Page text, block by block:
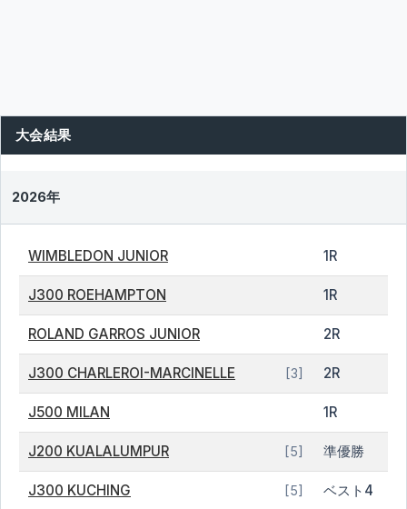
大会結果
2026年
WIMBLEDON JUNIOR 1R
J300 ROEHAMPTON 1R
ROLAND GARROS JUNIOR 2R
J300 CHARLEROI-MARCINELLE [3] 2R
J500 MILAN 1R
J200 KUALALUMPUR [5] 準優勝
J300 KUCHING [5] ベスト4